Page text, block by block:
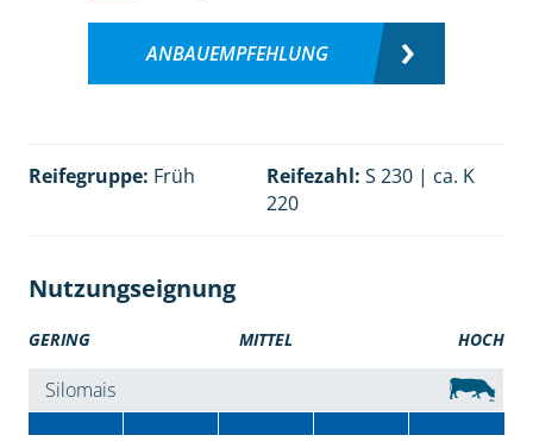
ANBAUEMPFEHLUNG
Reifegruppe: Früh Reifezahl: S 230 | ca. K
220
Nutzungseignung
GERING MITTEL HOCH
Silomais